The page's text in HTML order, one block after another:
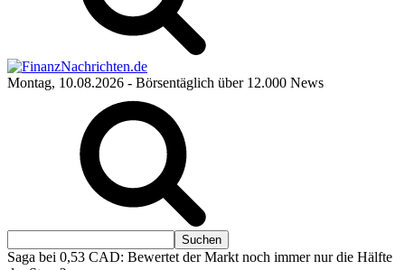
Montag, 10.08.2026 - Börsentäglich über 12.000 News
Saga bei 0,53 CAD: Bewertet der Markt noch immer nur die Hälfte